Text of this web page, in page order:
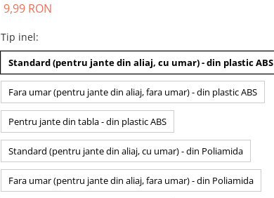
9,99 RON
Tip inel:
Standard (pentru jante din aliaj, cu umar) - din plastic ABS
Fara umar (pentru jante din aliaj, fara umar) - din plastic ABS
Pentru jante din tabla - din plastic ABS
Standard (pentru jante din aliaj, cu umar) - din Poliamida
Fara umar (pentru jante din aliaj, fara umar) - din Poliamida